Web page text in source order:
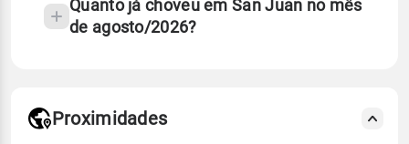
Quanto já choveu em San Juan no mês
de agosto/2026?
Proximidades